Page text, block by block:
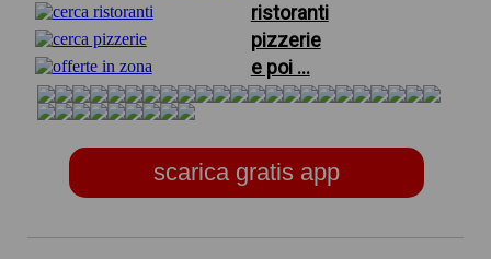
ristoranti
pizzerie
e poi ...
scarica gratis app